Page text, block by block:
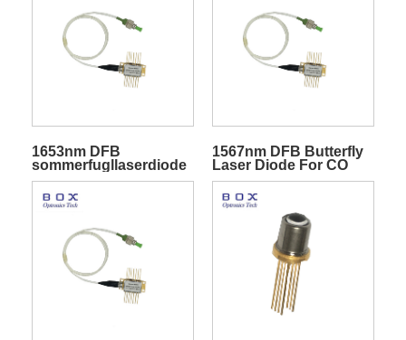
1653nm DFB
sommerfugllaserdiode
for CH4-deteksjon
1567nm DFB Butterfly
Laser Diode For CO
Sensing